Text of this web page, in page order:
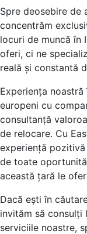
Spre deosebire de
concentrăm
locuri de muncă în
oferi, ci ne
reală și constantă
Experiența
europeni cu
consultanță
de relocare. Cu
experiență
de toate
această țară le
Dacă ești în
invităm să consulți
serviciile noastre,